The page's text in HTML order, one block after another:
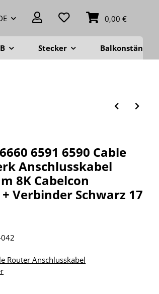
0,00 €
Stecker Balkonständer
6591 6590 Cable
Anschlusskabel
8K Cabelcon
Verbinder Schwarz 17
Router Anschlusskabel